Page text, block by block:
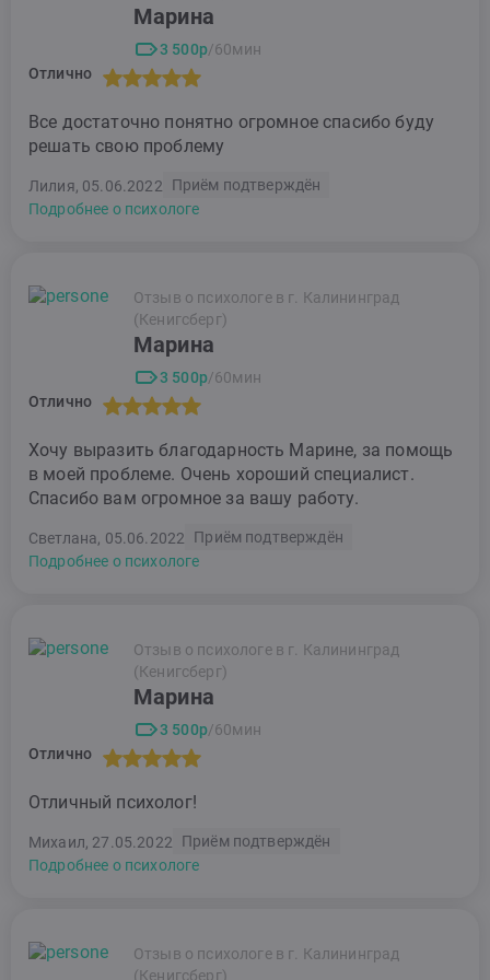
Марина
3 500р/60мин
Отлично
Все достаточно понятно огромное спасибо буду
решать свою проблему
Лилия, 05.06.2022
Приём подтверждён
Подробнее о психологе
Отзыв о психологе в г. Калининград
(Кенигсберг)
Марина
3 500р/60мин
Отлично
Хочу выразить благодарность Марине, за помощь
в моей проблеме. Очень хороший специалист.
Спасибо вам огромное за вашу работу.
Светлана, 05.06.2022
Приём подтверждён
Подробнее о психологе
Отзыв о психологе в г. Калининград
(Кенигсберг)
Марина
3 500р/60мин
Отлично
Отличный психолог!
Михаил, 27.05.2022
Приём подтверждён
Подробнее о психологе
Отзыв о психологе в г. Калининград
(Кенигсберг)